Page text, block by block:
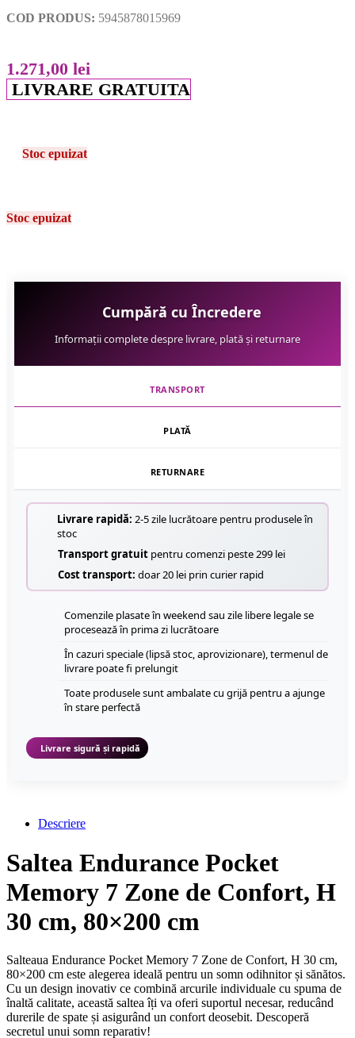
COD PRODUS: 5945878015969
1.271,00 lei
LIVRARE GRATUITA
Stoc epuizat
Stoc epuizat
Cumpără cu Încredere
Informații complete despre livrare, plată și returnare
TRANSPORT
PLATĂ
RETURNARE
Livrare rapidă: 2-5 zile lucrătoare pentru produsele în
stoc
Transport gratuit pentru comenzi peste 299 lei
Cost transport: doar 20 lei prin curier rapid
Comenzile plasate în weekend sau zile libere legale se
procesează în prima zi lucrătoare
În cazuri speciale (lipsă stoc, aprovizionare), termenul de
livrare poate fi prelungit
Toate produsele sunt ambalate cu grijă pentru a ajunge
în stare perfectă
Livrare sigură și rapidă
Descriere
Saltea Endurance Pocket
Memory 7 Zone de Confort, H
30 cm, 80×200 cm
Salteaua Endurance Pocket Memory 7 Zone de Confort, H 30 cm,
80×200 cm este alegerea ideală pentru un somn odihnitor și sănătos.
Cu un design inovativ ce combină arcurile individuale cu spuma de
înaltă calitate, această saltea îți va oferi suportul necesar, reducând
durerile de spate și asigurând un confort deosebit. Descoperă
secretul unui somn reparativ!